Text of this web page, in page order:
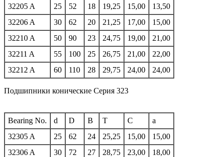
32205 A
25 52 18 19,25 15,00
13,50
32206 A
30 62 20 21,25 17,00
15,00
32210 A
50 90 23 24,75 19,00
21,00
32211 A
55 100 25 26,75 21,00
22,00
32212 A
60 110 28 29,75 24,00 24,00
Подшипники конические Серия 323
Bearing No. d D B T C
a
32305 A
25 62 24 25,25 15,00
15,00
32306 A
30 72 27 28,75 23,00
18,00